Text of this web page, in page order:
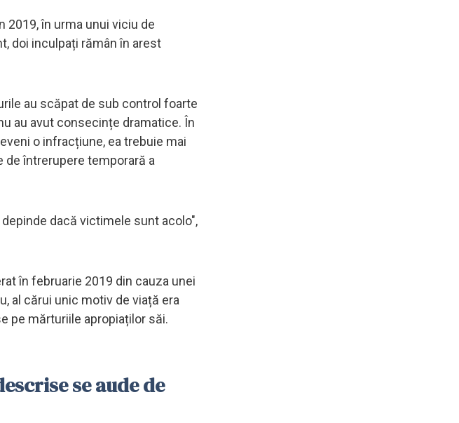
2019, în urma unui viciu de
doi inculpați rămân în arest
au scăpat de sub control foarte
au avut consecințe dramatice. În
o infracțiune, ea trebuie mai
întrerupere temporară a
dacă victimele sunt acolo",
în februarie 2019 din cauza unei
al cărui unic motiv de viață era
pe mărturiile apropiaților săi.
se aude de